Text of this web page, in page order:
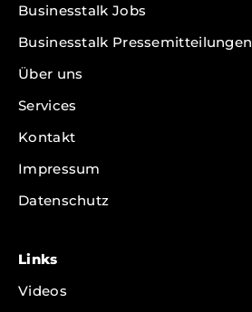
Businesstalk Jobs
Businesstalk Pressemitteilungen
Über uns
Services
Kontakt
Impressum
Datenschutz
Links
Videos